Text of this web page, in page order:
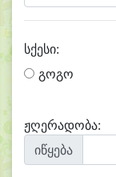
სქესი:
გოგო
ჟღერადობა:
იწყება